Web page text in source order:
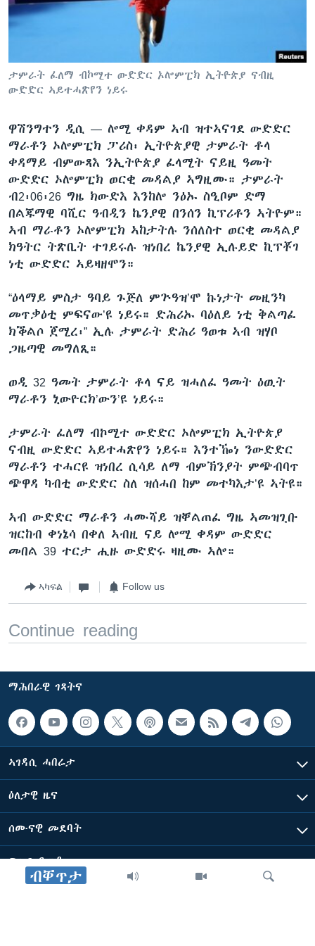
ቂሔ ጽልሚ
ብቐጥታ
ታምራት ፈለማ ብኮሚተ ውድድር ኦሎምፒክ ኢትዮጵያ ናብዚ
ውድድር ኣይተሓጽየን ነይሩ
ዋሽንግተን ዲሲ — ሎሚ ቀዳም ኣብ ዝተኣናገደ ውድድር
ማራቶን ኦሎምፒክ ፓሪስ፡ ኢትዮጵያዊ ታምራት ቶላ
ቀዳማይ ብምውጻእ ንኢትዮጵያ ፈላሚት ናይዚ ዓመት
ውድድር ኦሎምፒክ ወርቂ መዳልያ ኣግዚሙ። ታምራት
ብ2፡06፡26 ግዜ ክውድእ እንከሎ ንዕኡ ስዒቦም ድማ
በልጁማዊ ባሺር ዓብዲን ኬንያዊ በንሰን ኪፕሪቶን ኣትዮም።
ኣብ ማራቶን ኦሎምፒክ ኣከታትሉ ንሰለስተ ወርቂ መዳልያ
ክዓትር ትጽቢት ተገይሩሉ ዝነበረ ኬንያዊ ኢሉይድ ኪፕቾገ
ነቲ ውድድር ኣይዛዘሞን።
“ዕላማይ ምስታ ዓባይ ጉጅለ ምጕዓዝ’ሞ ኩነታት መዚንካ
መጥቃዕቲ ምፍናው’ዩ ነይሩ። ድሕሪኡ ባዕለይ ነቲ ቅልጣፈ
ክቕልሶ ጀሚረ፡” ኢሉ ታምራት ድሕሪ ዓወቱ ኣብ ዝሃቦ
ጋዜጣዊ መግለጺ።
ወዲ 32 ዓመት ታምራት ቶላ ናይ ዝሓለፈ ዓመት ዕዉት
ማራቶን ኒውዮርክ’ውን’ዩ ነይሩ።
ታምራት ፈለማ ብኮሚተ ውድድር ኦሎምፒክ ኢትዮጵያ
ናብዚ ውድድር ኣይተሓጽየን ነይሩ። እንተዀነ ንውድድር
ማራቶን ተሓርዩ ዝነበረ ሲሳይ ለማ ብምኽንያት ምጭብባጥ
ጭዋዳ ካብቲ ውድድር ስለ ዝሰሓበ ከም መተካእታ’ዩ ኣትዩ።
ኣብ ውድድር ማራቶን ሓሙሻይ ዝቐልጠፈ ግዜ ኣመዝጊቡ
ዝርከብ ቀነኔሳ በቀለ ኣብዚ ናይ ሎሚ ቀዳም ውድድር
መበል 39 ተርታ ሒዙ ውድድሩ ዛዚሙ ኣሎ።
ኣካፍል Follow us
Continue reading
ማሕበራዊ ገጻትና
ኣገዳሲ ሓበሬታ
ዕለታዊ ዜና
ሰሙናዊ መደባት
ፍሉይ ዓምዲ